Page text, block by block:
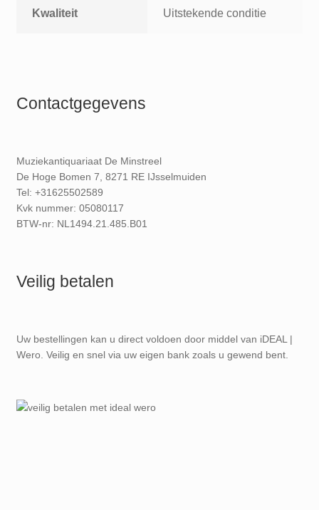
Kwaliteit Uitstekende conditie
Contactgegevens
Muziekantiquariaat De Minstreel
De Hoge Bomen 7, 8271 RE IJsselmuiden
Tel: +31625502589
Kvk nummer: 05080117
BTW-nr: NL1494.21.485.B01
Veilig betalen
Uw bestellingen kan u direct voldoen door middel van iDEAL |
Wero. Veilig en snel via uw eigen bank zoals u gewend bent.